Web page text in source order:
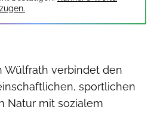
Wülfrath verbindet den
sportlichen
Natur mit sozialem